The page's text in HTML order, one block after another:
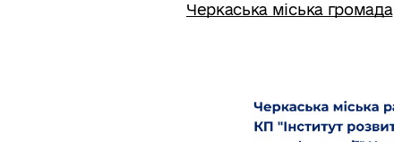
Черкаська міська громада